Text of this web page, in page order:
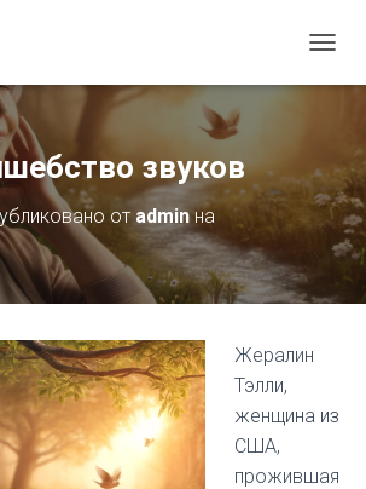
звуков
от adminна
Жералин
Тэлли,
женщина из
США,
прожившая